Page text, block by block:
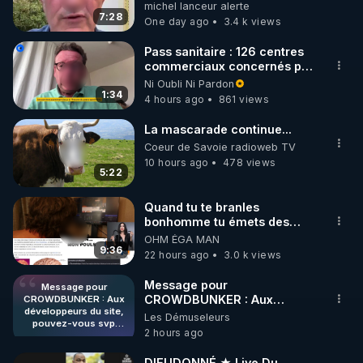
https://www.instagram.com/rdlr_thierrycasasnovas/
http://rgnr.li/instagram
🌱 LA NEWSLETTER
Pour ne pas rater l’actualité RGNR (stages,
http://rgnr.li/news
🌱 VIDÉOS NON CENSURÉES SUR ODYSEE
Toutes les vidéos Youtube sont aussi sur la
http://rgnr.li/odysee
🌱 LES STAGES EN PRÉSENTIEL
http://rgnr.li/stages
7:28
michel lanceur alerte
One day ago
3.4 k views
1:34
Pass sanitaire : 126 centres
commerciaux concernés par
l'obligation dans toute la
France
Ni Oubli Ni Pardon
4 hours ago
861 views
5:22
La mascarade continue...
Coeur de Savoie radioweb TV
10 hours ago
478 views
9:36
Quand tu te branles
bonhomme tu émets des
ondes ils ont juste omis de
t'expliquer
OHM ÉGA MAN
22 hours ago
3.0 k views
Message pour
CROWDBUNKER : Aux
développeurs du site,
pouvez-vous svp
remettre la
"Les plus récents" car
Message pour
CROWDBUNKER : Aux
développeurs du site,
pouvez-vous svp remettre la
fonctionnalité de tri par "Les
plus récents" car c'est une
Les Démuseleurs
2 hours ago